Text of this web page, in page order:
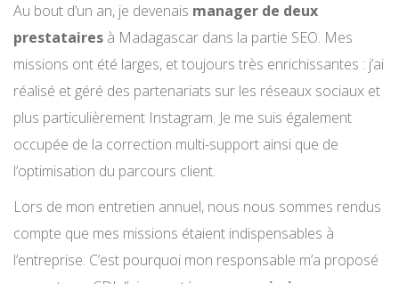
Au bout d’un an, je devenais manager de deux
prestataires à Madagascar dans la partie SEO. Mes
missions ont été larges, et toujours très enrichissantes : j’ai
réalisé et géré des partenariats sur les réseaux sociaux et
plus particulièrement Instagram. Je me suis également
occupée de la correction multi-support ainsi que de
l’optimisation du parcours client.
Lors de mon entretien annuel, nous nous sommes rendus
compte que mes missions étaient indispensables à
l’entreprise. C’est pourquoi mon responsable m’a proposé